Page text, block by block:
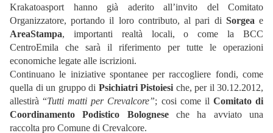
Krakatoasport hanno già aderito all’invito del Comitato
Organizzatore, portando il loro contributo, al pari di Sorgea e
AreaStampa, importanti realtà locali, o come la BCC
CentroEmila che sarà il riferimento per tutte le operazioni
economiche legate alle iscrizioni.
Continuano le iniziative spontanee per raccogliere fondi, come
quella di un gruppo di Psichiatri Pistoiesi che, per il 30.12.2012,
allestirà “Tutti matti per Crevalcore”; cosi come il Comitato di
Coordinamento Podistico Bologneseche ha avviato una
raccolta pro Comune di Crevalcore.